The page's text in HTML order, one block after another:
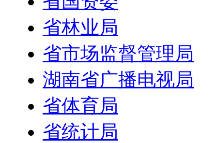
省林业局
省市场监督管理局
湖南省广播电视局
省体育局
省统计局